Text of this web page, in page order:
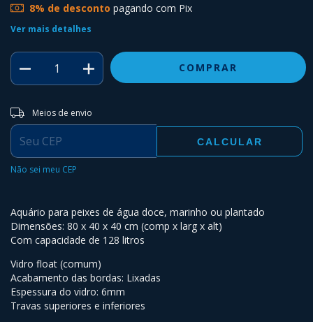
8% de desconto pagando com Pix
Ver mais detalhes
Entregas para o CEP:
Meios de envio
CALCULAR
Não sei meu CEP
Aquário para peixes de água doce, marinho ou plantado
Dimensões: 80 x 40 x 40 cm (comp x larg x alt)
Com capacidade de 128 litros
Vidro float (comum)
Acabamento das bordas: Lixadas
Espessura do vidro: 6mm
Travas superiores e inferiores